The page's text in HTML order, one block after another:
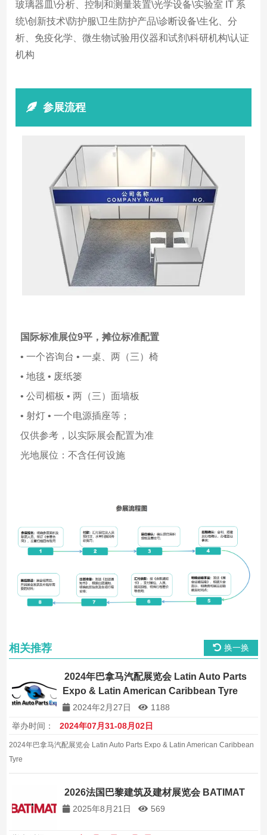
玻璃器皿\分析、控制和测量装置\光学设备\实验室 IT 系
统\创新技术\防护服\卫生防护产品\诊断设备\生化、分
析、免疫化学、微生物试验用仪器和试剂\科研机构\认证
机构
参展流程
国际标准展位9平，摊位标准配置
• 一个咨询台 • 一桌、两（三）椅
• 地毯 • 废纸篓
• 公司楣板 • 两（三）面墙板
• 射灯 • 一个电源插座等；
仅供参考，以实际展会配置为准
光地展位：不含任何设施
相关推荐 换一换
2024年巴拿马汽配展览会 Latin Auto Parts
Expo & Latin American Caribbean Tyre
2024年2月27日
1188
举办时间：
2024年07月31-08月02日
2024年巴拿马汽配展览会 Latin Auto Parts Expo & Latin American Caribbean
Tyre
2026法国巴黎建筑及建材展览会 BATIMAT
2025年8月21日 569